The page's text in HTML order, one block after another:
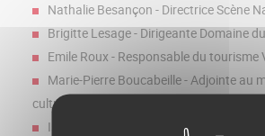
Nathalie Besançon - Directrice Scène
Brigitte Lesage - Dirigeante Domaine
Emile Roux - Responsable du tourisme
Marie-Pierre Boucabeille - Adjointe au
culture
Isabelle Martial - Présidente de l’Office